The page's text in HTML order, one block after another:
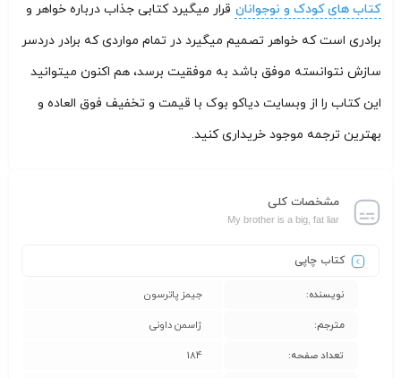
کتاب های کودک و نوجوانان قرار میگیرد کتابی جذاب درباره خواهر و
برادری است که خواهر تصمیم میگیرد در تمام مواردی که برادر دردسر
سازش نتوانسته موفق باشد به موفقیت برسد، هم اکنون میتوانید
این کتاب را از وبسایت دیاکو بوک با قیمت و تخفیف فوق العاده و
بهترین ترجمه موجود خریداری کنید.
مشخصات کلی
My brother is a big, fat liar
کتاب چاپی
نویسنده: جیمز پاترسون
مترجم: ژاسمن داونی
تعداد صفحه: 184